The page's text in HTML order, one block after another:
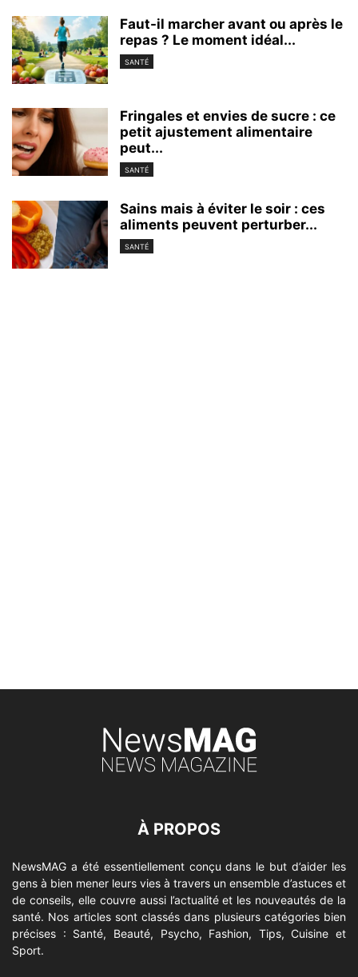
Faut-il marcher avant ou après le
repas ? Le moment idéal...
SANTÉ
Fringales et envies de sucre : ce
petit ajustement alimentaire
peut...
SANTÉ
Sains mais à éviter le soir : ces
aliments peuvent perturber...
SANTÉ
À PROPOS
NewsMAG a été essentiellement conçu dans le but d’aider les
gens à bien mener leurs vies à travers un ensemble d’astuces et
de conseils, elle couvre aussi l’actualité et les nouveautés de la
santé. Nos articles sont classés dans plusieurs catégories bien
précises : Santé, Beauté, Psycho, Fashion, Tips, Cuisine et
Sport.